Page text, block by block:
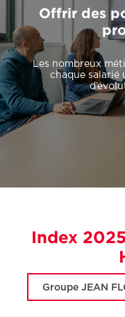
Offrir des
Les nombreux
chaque salarié
Index
Groupe JEAN